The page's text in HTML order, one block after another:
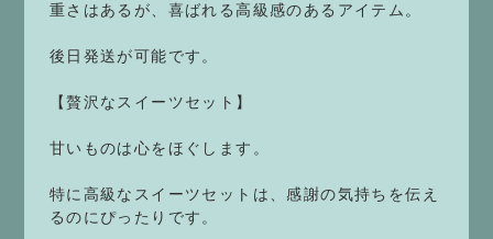
重さはあるが、喜ばれる高級感のあるアイテム。
後日発送が可能です。
【贅沢なスイーツセット】
甘いものは心をほぐします。
特に高級なスイーツセットは、感謝の気持ちを伝え
るのにぴったりです。